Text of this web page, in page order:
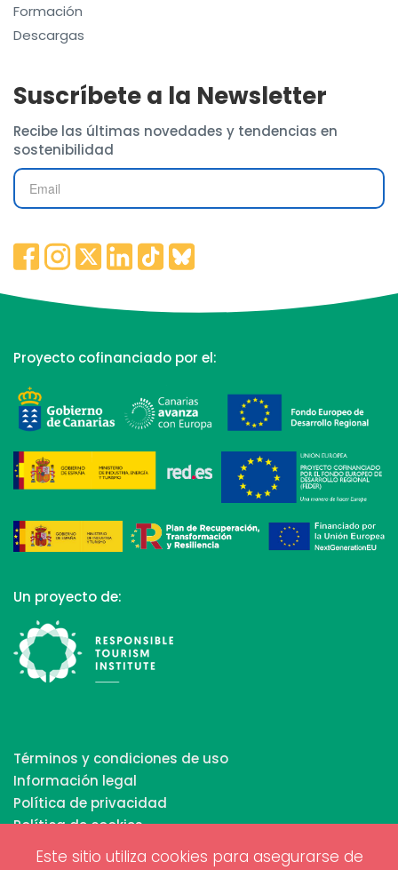
Este sitio utiliza cookies para asegurarse de
Formación
Descargas
Suscríbete a la Newsletter
Recibe las últimas novedades y tendencias en
sostenibilidad
Proyecto cofinanciado por el:
Un proyecto de:
Términos y condiciones de uso
Información legal
Política de privacidad
Política de cookies